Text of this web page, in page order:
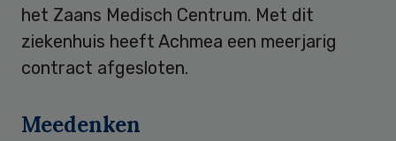
het Zaans Medisch Centrum. Met dit
ziekenhuis heeft Achmea een meerjarig
contract afgesloten.
Meedenken